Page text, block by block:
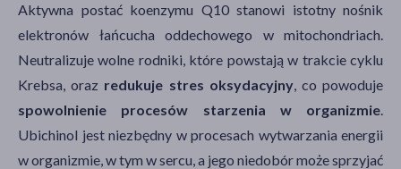
Aktywna postać koenzymu Q10 stanowi istotny nośnik
elektronów łańcucha oddechowego w mitochondriach.
Neutralizuje wolne rodniki, które powstają w trakcie cyklu
Krebsa, oraz redukuje stres oksydacyjny, co powoduje
spowolnienie procesów starzenia w organizmie
Ubichinol jest niezbędny w procesach wytwarzania energii
w organizmie, w tym w sercu, a jego niedobór może sprzyjać